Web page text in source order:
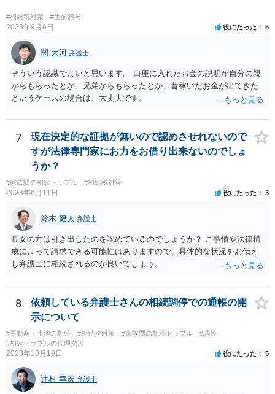
#相続税対策 #生前贈与
2023年9月6日 役にたった 5
関 大河 弁護士
そういう認識でよいと思います。 口座に入れたお金の説明が自分の親
からもらったとか、兄弟からもらったとか、昔稼いだお金が出てきた
というケースの場合は、大丈夫です。
7
現在決定的な証拠が無いので認めさせれないので
すが法律専門家にお力をお借り出来ないのでしょ
うか？
#家族間の相続トラブル #相続税対策
2023年6月11日 役にたった 3
鈴木 健太 弁護士
長女の方は引き出したのを認めているのでしょうか？ ご事情や法律構
成によって請求できる可能性はありますので、具体的な状況をお伝え
し弁護士に相続されるのが良いでしょう。
8
依頼している弁護士さんの相続調停での通帳の開
示について
#不動産・土地の相続 #相続税対策 #家族間の相続トラブル
#調停
#相続トラブルの代理交渉
2023年10月19日 役にたった 5
辻村 幸宏 弁護士